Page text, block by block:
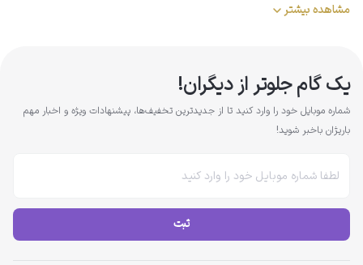
مشاهده بیشتر
یک گام جلوتر از دیگران!
شماره موبایل خود را وارد کنید تا از جدیدترین تخفیف‌ها، پیشنهادات ویژه و اخبار مهم
باریژان باخبر شوید!
ثبت